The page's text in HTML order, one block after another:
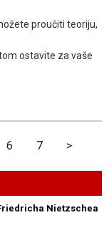
proučiti teoriju,
ostavite za vaše
6 7 >
Nietzschea